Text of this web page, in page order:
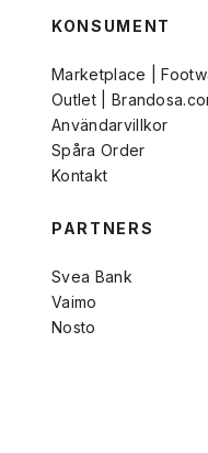
KONSUMENT
Marketplace |
Outlet |
Användarvillkor
Spåra Order
Kontakt
PARTNERS
Svea Bank
Vaimo
Nosto